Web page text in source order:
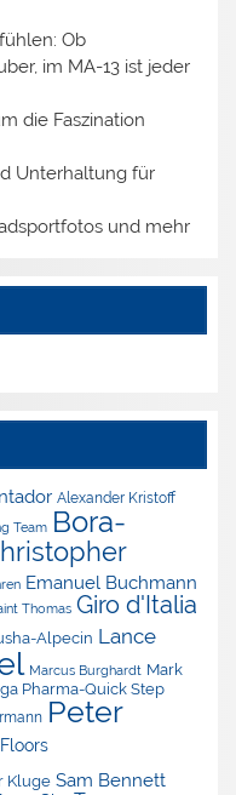
Ob
im MA-13 ist jeder
die Faszination
Unterhaltung für
und mehr
Alexander Kristoff
Team Bora-
Emanuel Buchmann
Thomas Giro d'Italia
Alpecin Lance
Marcus Burghardt Mark
Pharma-Quick Step
Peter
Kluge Sam Bennett